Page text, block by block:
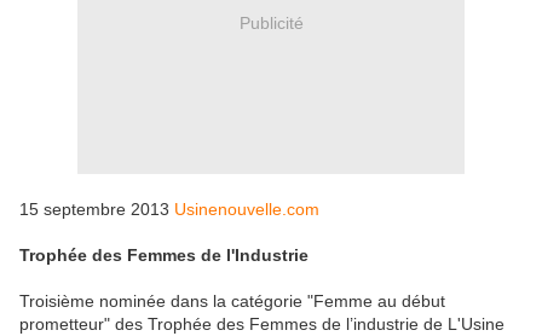
Publicité
15 septembre 2013 Usinenouvelle.com
Trophée des Femmes de l'Industrie
Troisième nominée dans la catégorie "Femme au début
prometteur" des Trophée des Femmes de l’industrie de L'Usine